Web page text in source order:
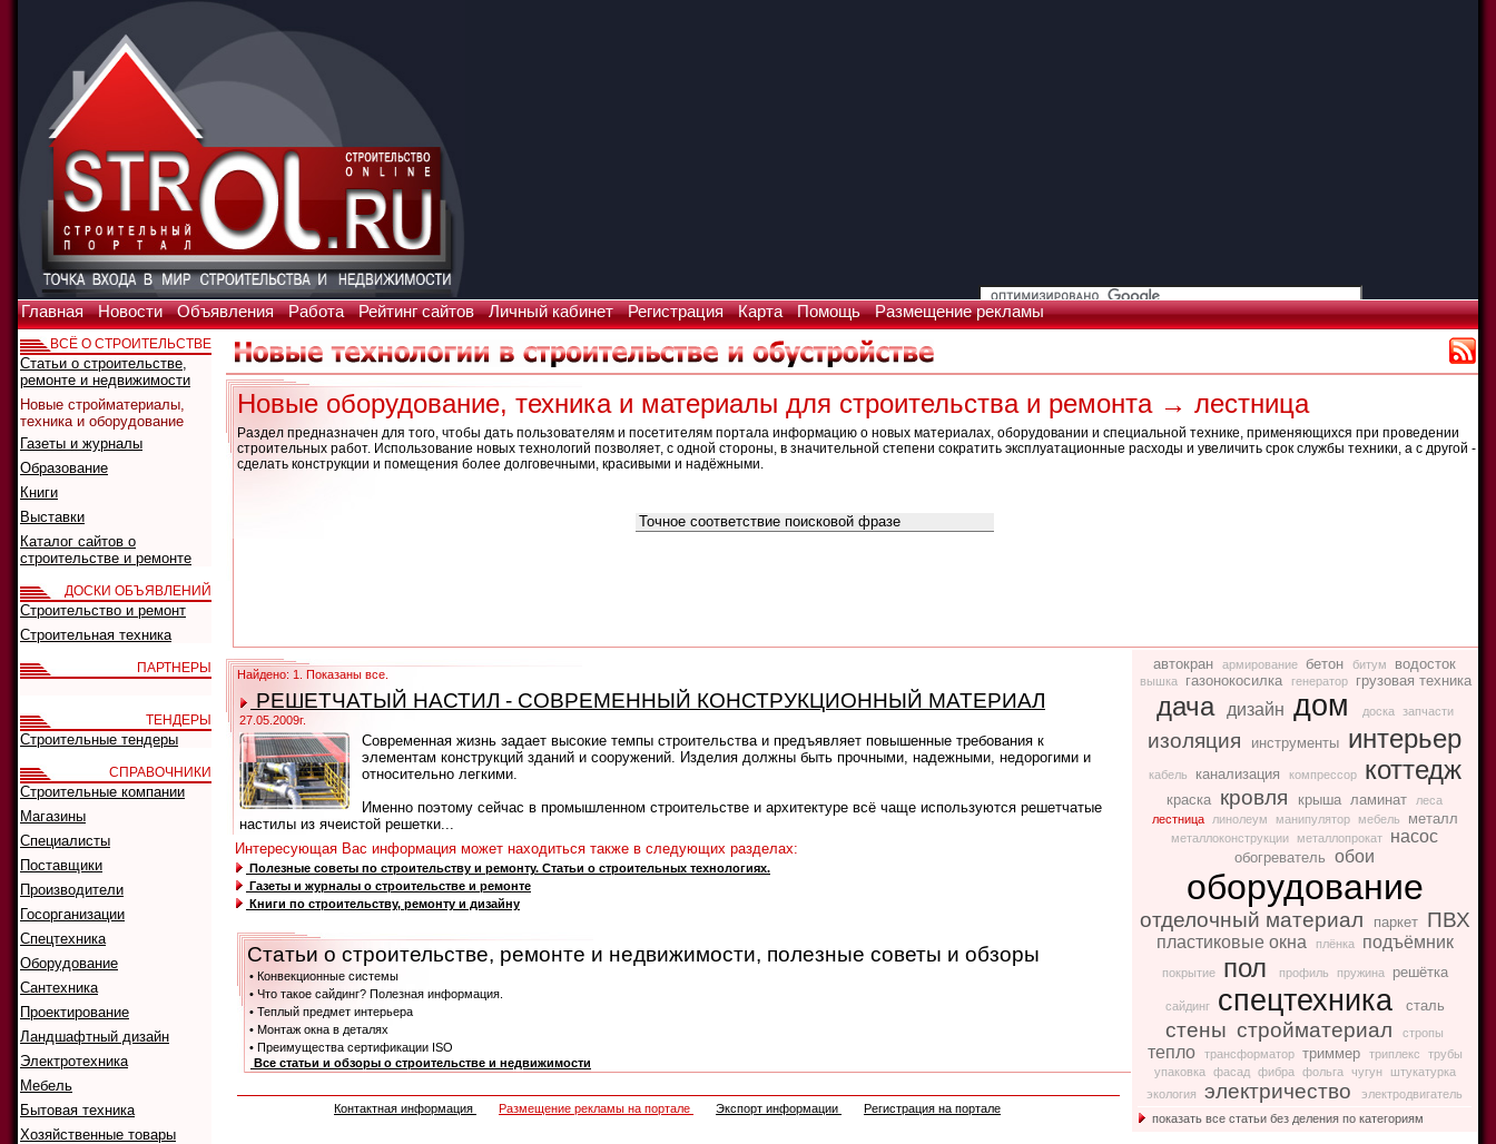
Главная Новости Объявления Работа Рейтинг сайтов Личный кабинет Регистрация Карта Помощь Размещение рекламы
Новые оборудование, техника и материалы для строительства и ремонта → лестница
Раздел предназначен для того, чтобы дать пользователям и посетителям портала информацию о новых материалах, оборудовании и специальной технике, применяющихся при проведении
строительных работ. Использование новых технологий позволяет, с одной стороны, в значительной степени сократить эксплуатационные расходы и увеличить срок службы техники, а с другой -
сделать конструкции и помещения более долговечными, красивыми и надёжными.
автокран армирование бетон битум водосток
вышка газонокосилка генератор грузовая техника
дача дизайн дом доска запчасти
изоляция инструменты интерьер
кабель канализация компрессор коттедж
краска кровля крыша ламинат
леса
лестница
линолеум манипулятор мебель металл
металлоконструкции металлопрокат насос
обогреватель обои
оборудование
отделочный материал паркет ПВХ
пластиковые окна плёнка подъёмник
покрытие пол профиль пружина решётка
сайдинг спецтехника сталь
стены стройматериал стропы
тепло трансформатор триммер триплекс
трубы
упаковка
фасад фибра фольга чугун
штукатурка
экология
электричество
электродвигатель
показать все статьи без деления по категориям
Найдено: 1. Показаны все.
РЕШЕТЧАТЫЙ НАСТИЛ - СОВРЕМЕННЫЙ КОНСТРУКЦИОННЫЙ МАТЕРИАЛ
27.05.2009г.
Современная жизнь задает высокие темпы строительства и предъявляет повышенные требования к
элементам конструкций зданий и сооружений. Изделия должны быть прочными, надежными, недорогими и
относительно легкими.
Именно поэтому сейчас в промышленном строительстве и архитектуре всё чаще используются решетчатые
настилы из ячеистой решетки...
Интересующая Вас информация может находиться также в следующих разделах:
Полезные советы по строительству и ремонту. Статьи о строительных технологиях.
Газеты и журналы о строительстве и ремонте
Книги по строительству, ремонту и дизайну
Статьи о строительстве, ремонте и недвижимости, полезные советы и обзоры
• Конвекционные системы
• Что такое сайдинг? Полезная информация.
• Теплый предмет интерьера
• Монтаж окна в деталях
• Преимущества сертификации ISO
Все статьи и обзоры о строительстве и недвижимости
Контактная информация Размещение рекламы на портале Экспорт информации Регистрация на портале
ВСЁ О СТРОИТЕЛЬСТВЕ
Статьи о строительстве,
ремонте и недвижимости
Новые стройматериалы,
техника и оборудование
Газеты и журналы
Образование
Книги
Выставки
Каталог сайтов о
строительстве и ремонте
ДОСКИ ОБЪЯВЛЕНИЙ
Строительство и ремонт
Строительная техника
ПАРТНЕРЫ
ТЕНДЕРЫ
Строительные тендеры
СПРАВОЧНИКИ
Строительные компании
Магазины
Специалисты
Поставщики
Производители
Госорганизации
Спецтехника
Оборудование
Сантехника
Проектирование
Ландшафтный дизайн
Электротехника
Мебель
Бытовая техника
Хозяйственные товары